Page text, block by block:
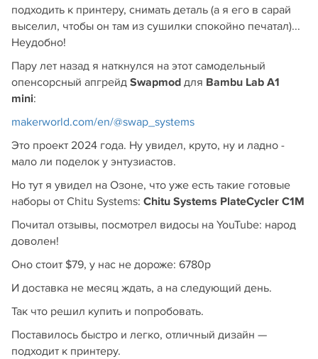
подходить к принтеру, снимать деталь (а я его в сарай
выселил, чтобы он там из сушилки спокойно печатал)...
Неудобно!
Пару лет назад я наткнулся на этот самодельный
опенсорсный апгрейд Swapmod для Bambu Lab A1
mini:
makerworld.com/en/@swap_systems
Это проект 2024 года. Ну увидел, круто, ну и ладно -
мало ли поделок у энтузиастов.
Но тут я увидел на Озоне, что уже есть такие готовые
наборы от Chitu Systems: Chitu Systems PlateCycler C1M
Почитал отзывы, посмотрел видосы на YouTube: народ
доволен!
Оно стоит $79, у нас не дороже: 6780р
И доставка не месяц ждать, а на следующий день.
Так что решил купить и попробовать.
Поставилось быстро и легко, отличный дизайн —
подходит к принтеру.